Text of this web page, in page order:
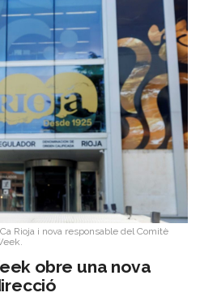
Rioja i nova responsable del Comitè
obre una nova